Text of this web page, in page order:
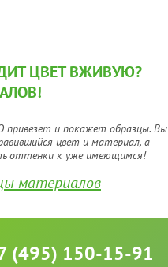
ЦВЕТ ВЖИВУЮ?
привезет и покажет образцы. Вы
цвет и материал, а
оттенки к уже имеющимся!
материалов
(495) 150-15-91